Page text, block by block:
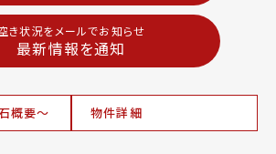
き状況をメールでお知らせ
最新情報を通知
概要～ 物件詳細